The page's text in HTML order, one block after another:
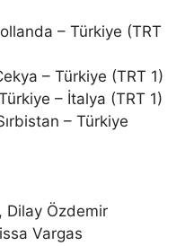
– Türkiye (TRT
– Türkiye (TRT 1)
– İtalya (TRT 1)
– Türkiye
Dilay Özdemir
Vargas